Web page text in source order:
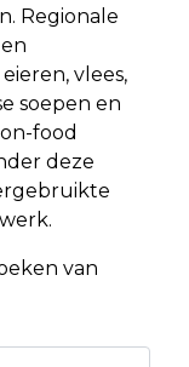
Regionale
vlees,
soepen en
food
deze
van